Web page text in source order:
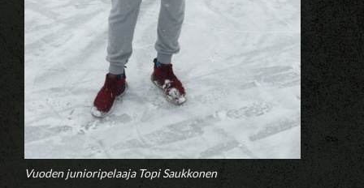
Vuoden junioripelaaja Topi Saukkonen